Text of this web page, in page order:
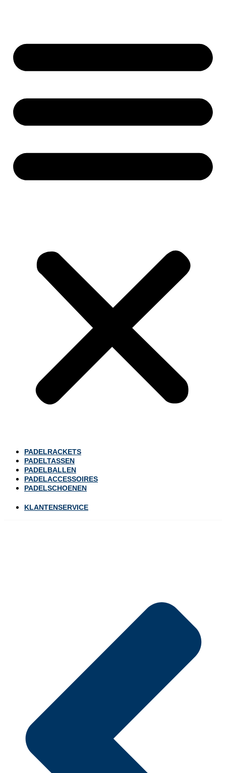
PADELRACKETS
PADELTASSEN
PADELBALLEN
PADELACCESSOIRES
PADELSCHOENEN
KLANTENSERVICE